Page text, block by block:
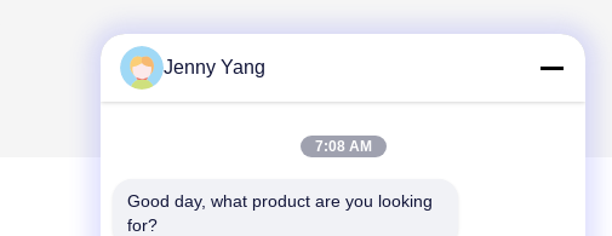
Jenny Yang
7:08 AM
Good day, what product are you looking
for?